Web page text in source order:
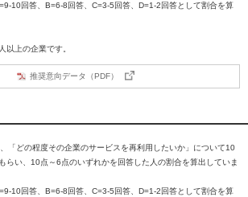
10回答、B=6-8回答、C=3-5回答、D=1-2回答として割合を算
以上の企業です。
推奨意向データ（PDF）
「どの程度その企業のサービスを再利用したいか」について10
らい、10点～6点のいずれかを回答した人の割合を算出していま
10回答、B=6-8回答、C=3-5回答、D=1-2回答として割合を算